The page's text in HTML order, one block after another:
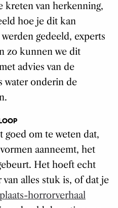
kreten van herkenning,
hoe je dit kan
gedeeld, experts
zo kunnen we dit
advies van de
water onderin de
goed om te weten dat,
aanneemt, het
Het hoeft echt
alles stuk is, of dat je
horrorverhaal